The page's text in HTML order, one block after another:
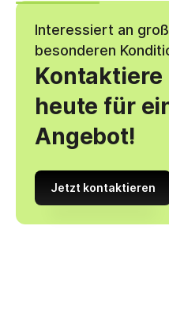
Interessiert an
besonderen
Kontaktiere
heute für
Angebot!
Jetzt kontaktieren